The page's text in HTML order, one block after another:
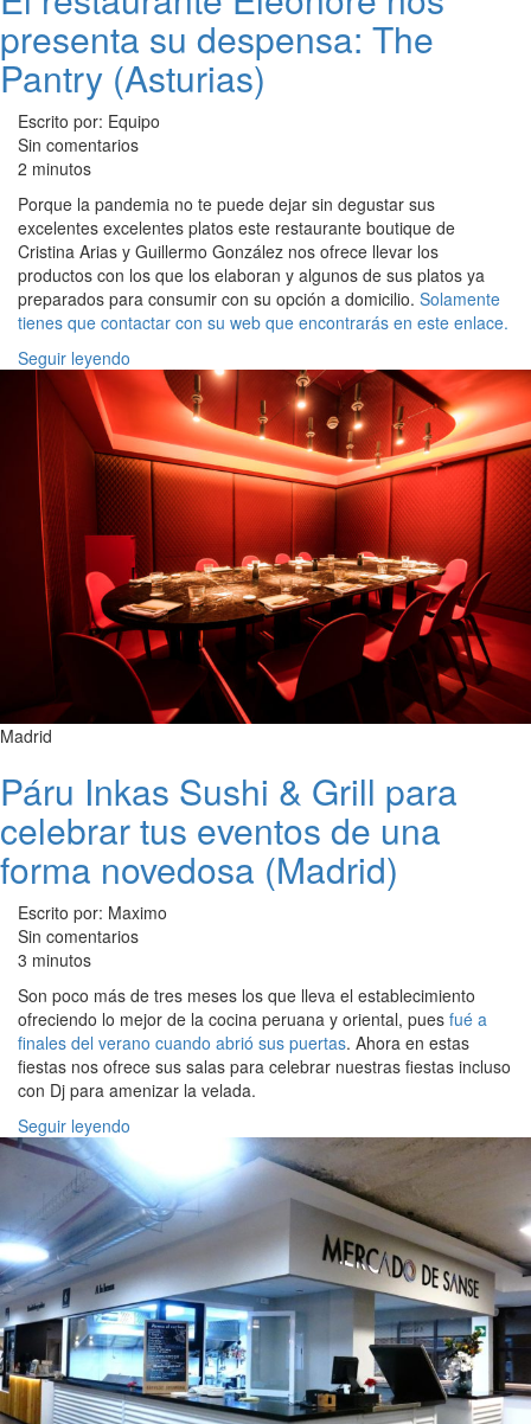
presenta su despensa: The
Pantry (Asturias)
Escrito por: Equipo
Sin comentarios
2 minutos
Porque la pandemia no te puede dejar sin degustar sus
excelentes excelentes platos este restaurante boutique de
Cristina Arias y Guillermo González nos ofrece llevar los
productos con los que los elaboran y algunos de sus platos ya
preparados para consumir con su opción a domicilio. Solamente
tienes que contactar con su web que encontrarás en este enlace.
Seguir leyendo
Madrid
Páru Inkas Sushi & Grill para
celebrar tus eventos de una
forma novedosa (Madrid)
Escrito por: Maximo
Sin comentarios
3 minutos
Son poco más de tres meses los que lleva el establecimiento
ofreciendo lo mejor de la cocina peruana y oriental, pues fué a
finales del verano cuando abrió sus puertas. Ahora en estas
fiestas nos ofrece sus salas para celebrar nuestras fiestas incluso
con Dj para amenizar la velada.
Seguir leyendo